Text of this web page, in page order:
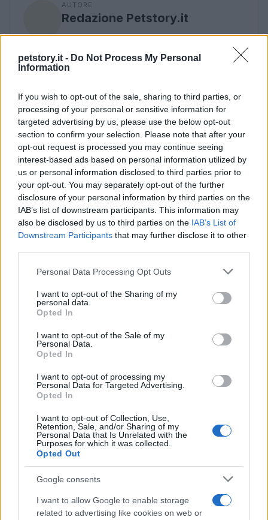
petstory.it - Do Not Process My Personal
Information
If you wish to opt-out of the sale, sharing to third parties, or
processing of your personal or sensitive information for
targeted advertising by us, please use the below opt-out
section to confirm your selection. Please note that after your
opt-out request is processed you may continue seeing
interest-based ads based on personal information utilized by
us or personal information disclosed to third parties prior to
your opt-out. You may separately opt-out of the further
disclosure of your personal information by third parties on the
IAB’s list of downstream participants. This information may
also be disclosed by us to third parties on the IAB’s List of
Downstream Participants that may further disclose it to other
Please note that this website/app uses one or more Google
not limited to your visit or usage behaviour. You may click to
grant or deny consent to Google and its third-party tags to
use your data for below specified purposes in below Google
consent section.
Personal Data Processing Opt Outs
I want to opt-out of the Sharing of my
personal data.
Opted In
I want to opt-out of the Sale of my
Personal Data.
Opted In
I want to opt-out of processing my
Personal Data for Targeted Advertising.
Opted In
I want to opt-out of Collection, Use,
Retention, Sale, and/or Sharing of my
Personal Data that Is Unrelated with the
Purposes for which it was collected.
Opted Out
Google consents
I want to allow Google to enable storage
related to advertising like cookies on web or
AUTORE
Redazione Petstory.it
Continua a leggere
UCCELLI